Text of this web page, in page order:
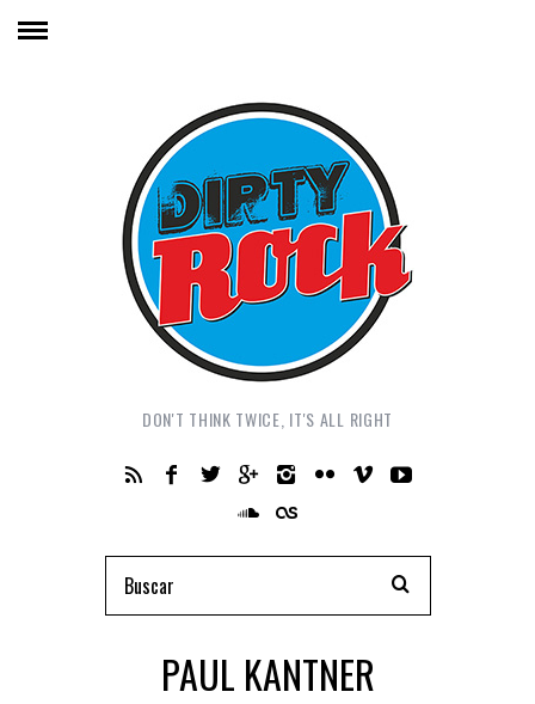
DON'T THINK TWICE, IT'S ALL RIGHT
PAUL KANTNER